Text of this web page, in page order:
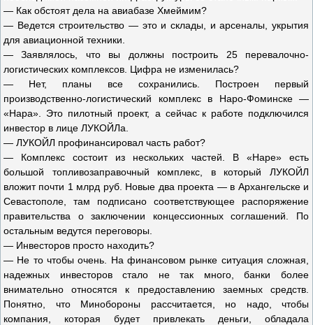
— Как обстоят дела на авиабазе Хмеймим?
— Ведется строительство — это и склады, и арсеналы, укрытия
для авиационной техники.
— Заявлялось, что вы должны построить 25 перевалочно-
логистических комплексов. Цифра не изменилась?
— Нет, планы все сохранились. Построен первый
производственно-логистический комплекс в Наро-Фоминске —
«Нара». Это пилотный проект, а сейчас к работе подключился
инвестор в лице ЛУКОЙЛа.
— ЛУКОЙЛ профинансировал часть работ?
— Комплекс состоит из нескольких частей. В «Наре» есть
большой топливозаправочный комплекс, в который ЛУКОЙЛ
вложит почти 1 млрд руб. Новые два проекта — в Архангельске и
Севастополе, там подписано соответствующее распоряжение
правительства о заключении концессионных соглашений. По
остальным ведутся переговоры.
— Инвесторов просто находить?
— Не то чтобы очень. На финансовом рынке ситуация сложная,
надежных инвесторов стало не так много, банки более
внимательно относятся к предоставлению заемных средств.
Понятно, что Минобороны рассчитается, но надо, чтобы
компания, которая будет привлекать деньги, обладала